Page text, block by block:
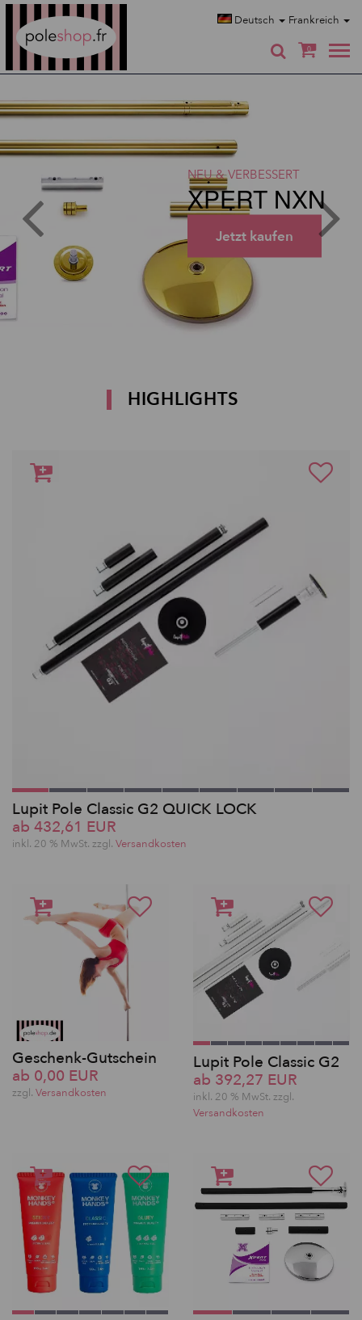
Deutsch Frankreich
0
NEU & VERBESSERT
XPERT NXN
Jetzt kaufen
HIGHLIGHTS
Lupit Pole Classic G2 QUICK LOCK
ab 432,61 EUR
inkl. 20 % MwSt. zzgl. Versandkosten
Geschenk-Gutschein
ab 0,00 EUR
zzgl. Versandkosten
Lupit Pole Classic G2
ab 392,27 EUR
inkl. 20 % MwSt. zzgl.
Versandkosten